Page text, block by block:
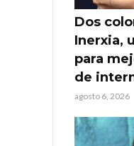
Dos
Inerxia,
para
de
agosto 6, 2026